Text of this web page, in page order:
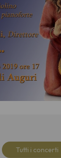
Tutti i concerti